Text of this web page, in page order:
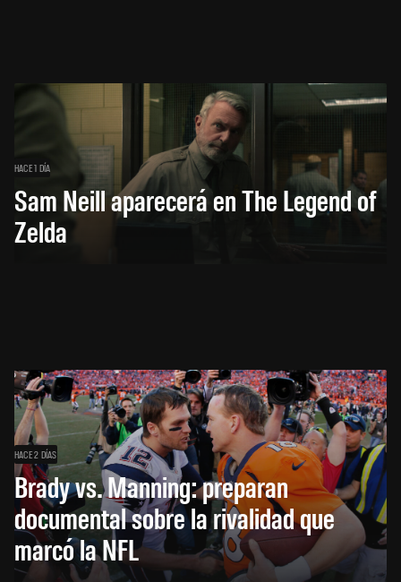
HACE 1 DÍA
Sam Neill aparecerá en The Legend of
Zelda
HACE 2 DÍAS
Brady vs. Manning: preparan
documental sobre la rivalidad que
marcó la NFL